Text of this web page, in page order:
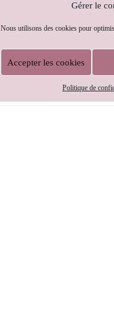
Gérer le
Nous utilisons des cookies pour
Accepter les cookies
Politique de
Description